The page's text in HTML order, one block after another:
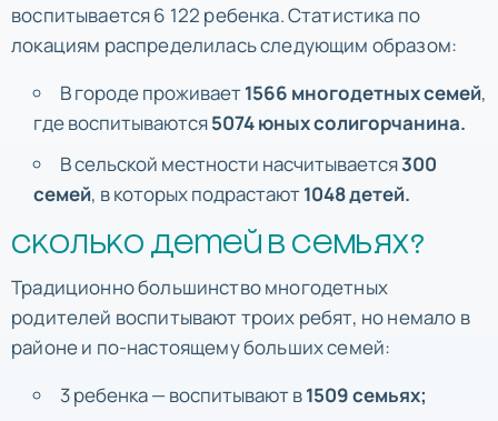
воспитывается 6 122 ребенка. Статистика по
локациям распределилась следующим образом:
В городе проживает1566 многодетных семей,
где воспитываются5074 юных солигорчанина.
В сельской местности насчитывается300
семей, в которых подрастают1048 детей.
Сколько детей в семьях?
Традиционно большинство многодетных
родителей воспитывают троих ребят, но немало в
районе и по-настоящему больших семей:
3 ребенка — воспитывают в1509 семьях;